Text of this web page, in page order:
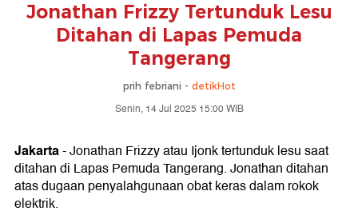
Jonathan Frizzy Tertunduk Lesu
Ditahan di Lapas Pemuda
Tangerang
prih febriani - detikHot
Senin, 14 Jul 2025 15:00 WIB
Jakarta- Jonathan Frizzy atau Ijonk tertunduk lesu saat
ditahan di Lapas Pemuda Tangerang. Jonathan ditahan
atas dugaan penyalahgunaan obat keras dalam rokok
elektrik.